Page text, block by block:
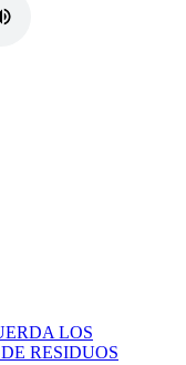
LOS
RESIDUOS